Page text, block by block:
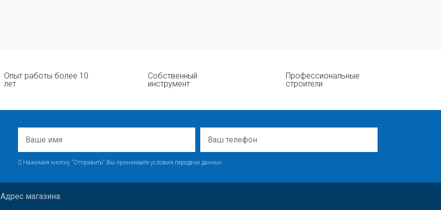
Опыт работы более 10
лет
Собственный
инструмент
Профессиональные
строители
Нажимая кнопку "Отправить" Вы принимаете условия передачи данных.
Адрес магазина: